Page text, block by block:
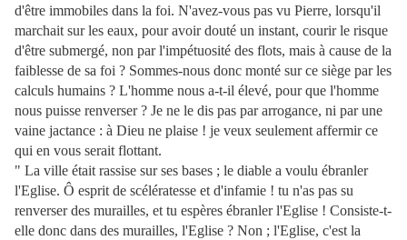
d'être immobiles dans la foi. N'avez-vous pas vu Pierre, lorsqu'il
marchait sur les eaux, pour avoir douté un instant, courir le risque
d'être submergé, non par l'impétuosité des flots, mais à cause de la
faiblesse de sa foi ? Sommes-nous donc monté sur ce siège par les
calculs humains ? L'homme nous a-t-il élevé, pour que l'homme
nous puisse renverser ? Je ne le dis pas par arrogance, ni par une
vaine jactance : à Dieu ne plaise ! je veux seulement affermir ce
qui en vous serait flottant.
" La ville était rassise sur ses bases ; le diable a voulu ébranler
l'Eglise. Ô esprit de scélératesse et d'infamie ! tu n'as pas su
renverser des murailles, et tu espères ébranler l'Eglise ! Consiste-t-
elle donc dans des murailles, l'Eglise ? Non ; l'Eglise, c'est la